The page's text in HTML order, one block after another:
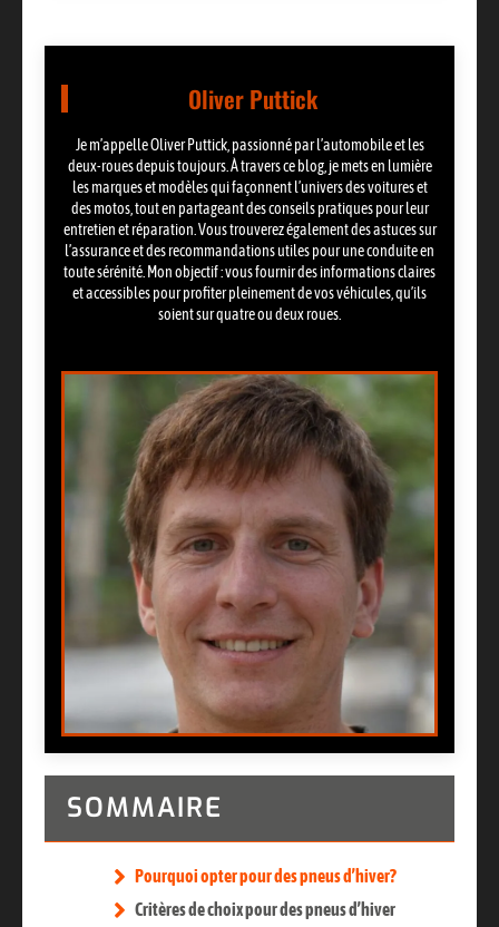
Oliver Puttick
Je m’appelle Oliver Puttick, passionné par l’automobile et les
deux-roues depuis toujours. À travers ce blog, je mets en lumière
les marques et modèles qui façonnent l’univers des voitures et
des motos, tout en partageant des conseils pratiques pour leur
entretien et réparation. Vous trouverez également des astuces sur
l’assurance et des recommandations utiles pour une conduite en
toute sérénité. Mon objectif : vous fournir des informations claires
et accessibles pour profiter pleinement de vos véhicules, qu’ils
soient sur quatre ou deux roues.
SOMMAIRE
Pourquoi opter pour des pneus d’hiver?
Critères de choix pour des pneus d’hiver